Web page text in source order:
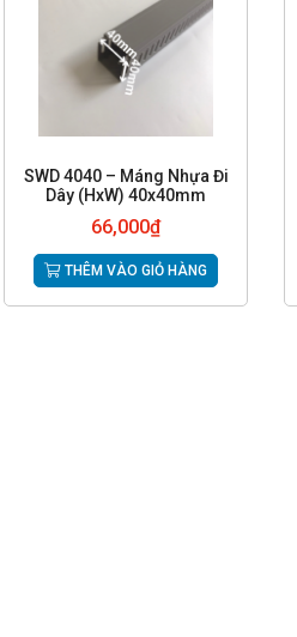
SWD 4040 – Máng Nhựa Đi
Dây (HxW) 40x40mm
66,000₫
THÊM VÀO GIỎ HÀNG